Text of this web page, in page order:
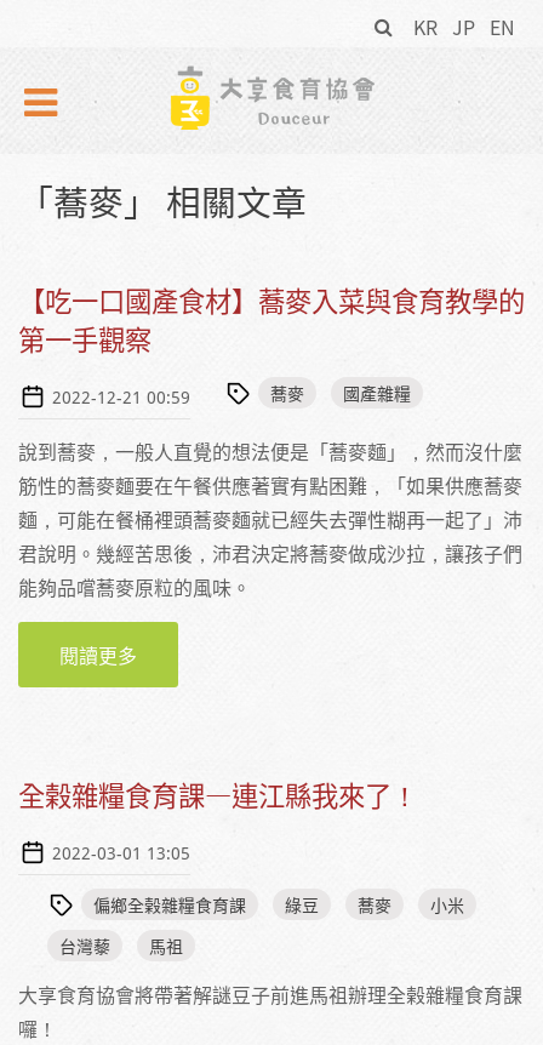
KR JP EN
搜
尋
表
「蕎麥」 相關文章
【吃一口國產食材】蕎麥入菜與食育教學的
第一手觀察
2022-12-21 00:59 蕎麥 國產雜糧
說到蕎麥，一般人直覺的想法便是「蕎麥麵」，然而沒什麼
筋性的蕎麥麵要在午餐供應著實有點困難，「如果供應蕎麥
麵，可能在餐桶裡頭蕎麥麵就已經失去彈性糊再一起了」沛
君說明。幾經苦思後，沛君決定將蕎麥做成沙拉，讓孩子們
能夠品嚐蕎麥原粒的風味。
閱讀更多
的第一手觀察
全榖雜糧食育課—連江縣我來了！
2022-03-01 13:05
偏鄉全榖雜糧食育課 綠豆 蕎麥
小米
台灣藜
馬祖
大享食育協會將帶著解謎豆子前進馬祖辦理全榖雜糧食育課
囉！